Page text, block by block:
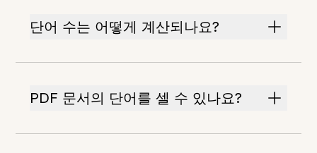
단어 수는 어떻게 계산되나요?
PDF 문서의 단어를 셀 수 있나요?